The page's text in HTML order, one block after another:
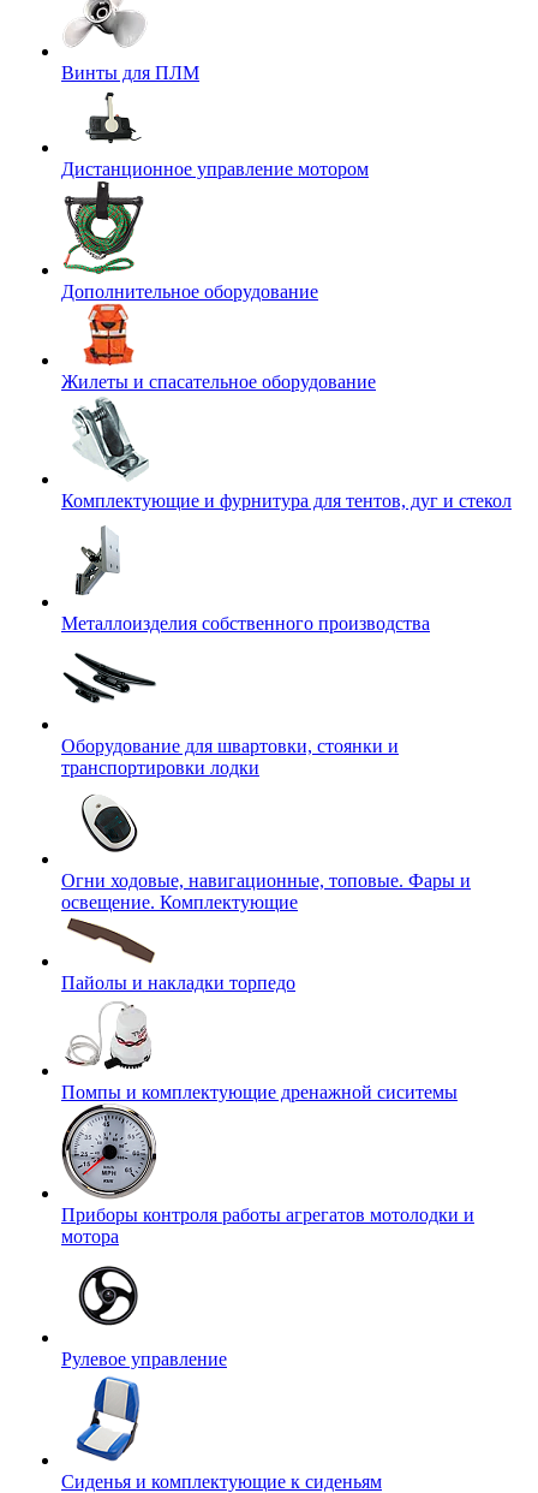
Винты для ПЛМ
Дистанционное управление мотором
Дополнительное оборудование
Жилеты и спасательное оборудование
Комплектующие и фурнитура для тентов, дуг и стекол
Металлоизделия собственного производства
Оборудование для швартовки, стоянки и
транспортировки лодки
Огни ходовые, навигационные, топовые. Фары и
освещение. Комплектующие
Пайолы и накладки торпедо
Помпы и комплектующие дренажной сиситемы
Приборы контроля работы агрегатов мотолодки и
мотора
Рулевое управление
Сиденья и комплектующие к сиденьям